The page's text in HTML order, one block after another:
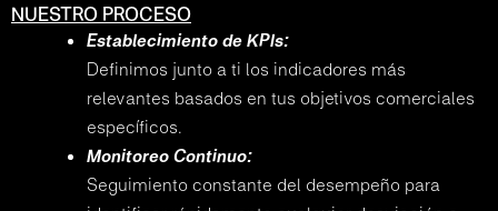
NUESTRO PROCESO
Establecimiento de KPIs:
Definimos junto a ti los indicadores más
relevantes basados en tus objetivos comerciales
específicos.
Monitoreo Continuo:
Seguimiento constante del desempeño para